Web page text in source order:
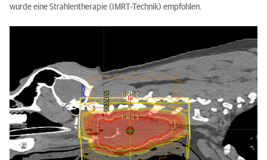
wurde eine Strahlentherapie (IMRT-Technik) empfohlen.